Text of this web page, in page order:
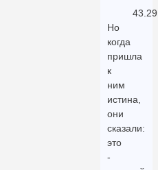
43.29
Но
когда
пришла
к
ним
истина,
они
сказали:
это
-